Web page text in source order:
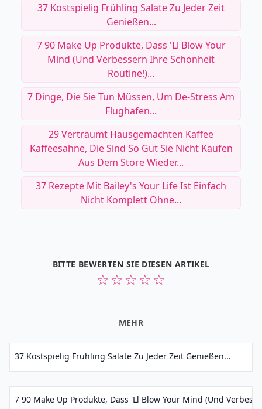
37 Kostspielig Frühling Salate Zu Jeder Zeit
Genießen...
7 90 Make Up Produkte, Dass 'll Blow Your
Mind (und Verbessern Ihre Schönheit
Routine!)...
7 Dinge, Die Sie Tun Müssen, Um De-Stress Am
Flughafen...
29 Verträumt Hausgemachten Kaffee
Kaffeesahne, Die Sind So Gut Sie Nicht Kaufen
Aus Dem Store Wieder...
37 Rezepte Mit Bailey's Your Life Ist Einfach
Nicht Komplett Ohne...
BITTE BEWERTEN SIE DIESEN ARTIKEL
☆
☆
☆
☆
☆
MEHR
37 Kostspielig Frühling Salate Zu Jeder Zeit Genießen...
7 90 Make Up Produkte, Dass 'll Blow Your Mind (und